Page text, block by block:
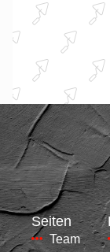
Seiten
Team